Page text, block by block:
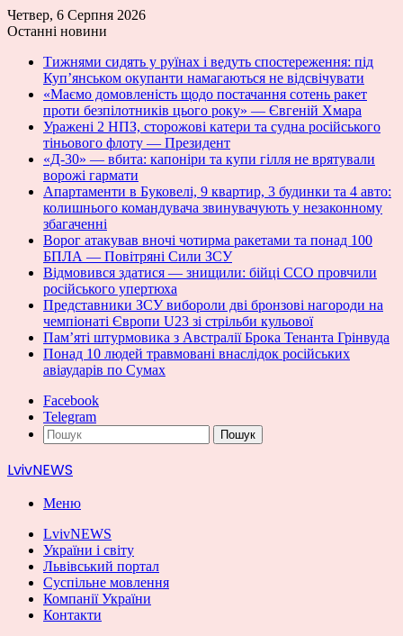
Четвер, 6 Серпня 2026
Останні новини
Тижнями сидять у руїнах і ведуть спостереження: під
Куп’янськом окупанти намагаються не відсвічувати
«Маємо домовленість щодо постачання сотень ракет
проти безпілотників цього року» — Євгеній Хмара
Уражені 2 НПЗ, сторожові катери та судна російського
тіньового флоту — Президент
«Д-30» — вбита: капоніри та купи гілля не врятували
ворожі гармати
Апартаменти в Буковелі, 9 квартир, 3 будинки та 4 авто:
колишнього командувача звинувачують у незаконному
збагаченні
Ворог атакував вночі чотирма ракетами та понад 100
БПЛА — Повітряні Сили ЗСУ
Відмовився здатися — знищили: бійці ССО провчили
російського упертюха
Представники ЗСУ вибороли дві бронзові нагороди на
чемпіонаті Європи U23 зі стрільби кульової
Пам’яті штурмовика з Австралії Брока Тенанта Грінвуда
Понад 10 людей травмовані внаслідок російських
авіаударів по Сумах
Facebook
Telegram
Пошук
LvivNEWS
Меню
LvivNEWS
України і світу
Львівський портал
Суспільне мовлення
Компанії України
Контакти